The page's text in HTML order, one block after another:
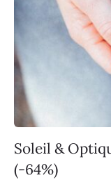
Soleil &
(-64%)